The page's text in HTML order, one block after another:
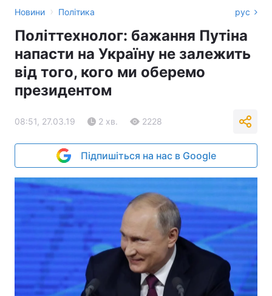
Новини › Політика рус
Політтехнолог: бажання Путіна
напасти на Україну не залежить
від того, кого ми оберемо
президентом
08:51, 27.03.19 2 хв. 2228
Підпишіться на нас в Google